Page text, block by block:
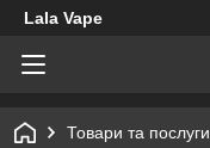
Lala Vape
Товари та послуги